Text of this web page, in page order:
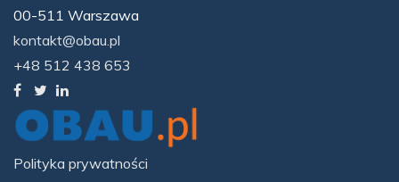
00-511 Warszawa
kontakt@obau.pl
+48 512 438 653
Polityka prywatności